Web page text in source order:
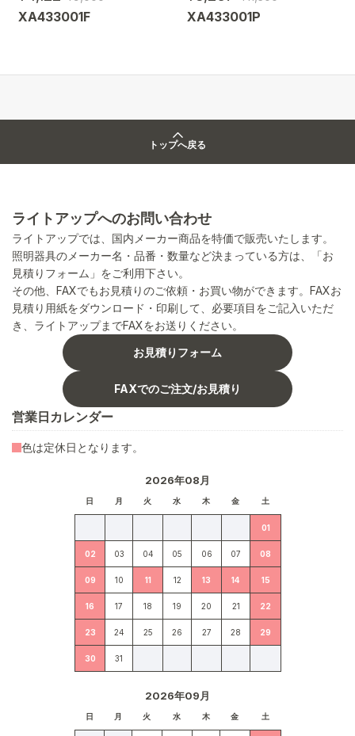
XA433001F XA433001P
トップへ戻る
ライトアップへのお問い合わせ
ライトアップでは、国内メーカー商品を特価で販売いたします。
照明器具のメーカー名・品番・数量など決まっている方は、「お
見積りフォーム」をご利用下さい。
その他、FAXでもお見積りのご依頼・お買い物ができます。FAXお
見積り用紙をダウンロード・印刷して、必要項目をご記入いただ
き、ライトアップまでFAXをお送りください。
お見積りフォーム
FAXでのご注文/お見積り
営業日カレンダー
2026年08月
日 月 火 水 木 金 土
01
02 03 04 05 06 07 08
09 10 11 12 13 14 15
16 17 18 19 20 21 22
23 24 25 26 27 28 29
30 31
2026年09月
日 月 火 水 木 金 土
色は定休日となります。